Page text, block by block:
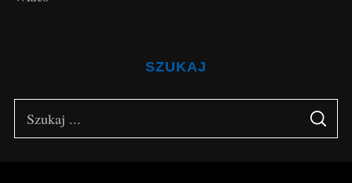
SZUKAJ
S
A